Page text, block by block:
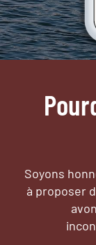
Soyons
à proposer